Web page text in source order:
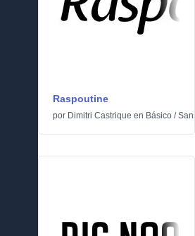
Raspoutine
por Dimitri Castrique en Básico /